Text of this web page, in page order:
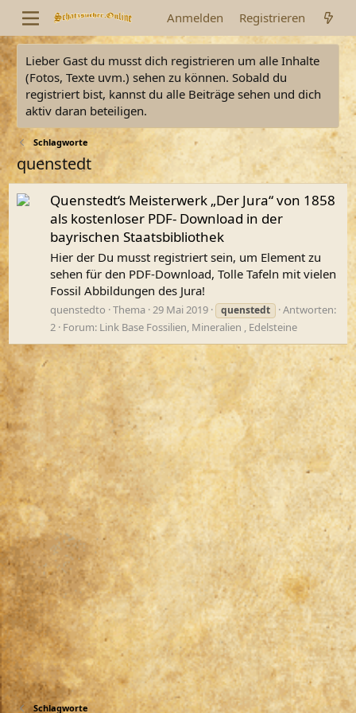
Anmelden Registrieren
Lieber Gast du musst dich registrieren um alle Inhalte
(Fotos, Texte uvm.) sehen zu können. Sobald du
registriert bist, kannst du alle Beiträge sehen und dich
aktiv daran beteiligen.
Schlagworte
quenstedt
Quenstedt‘s Meisterwerk „Der Jura“ von 1858
als kostenloser PDF- Download in der
bayrischen Staatsbibliothek
Hier der Du musst registriert sein, um Element zu
sehen für den PDF-Download, Tolle Tafeln mit vielen
Fossil Abbildungen des Jura!
quenstedto Thema 29 Mai 2019 quenstedt
Antworten:
2 Forum: Link Base Fossilien, Mineralien , Edelsteine
Schlagworte